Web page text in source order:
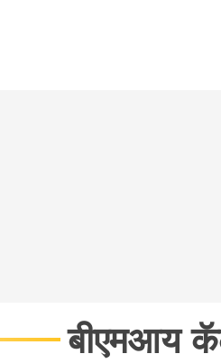
बीएमआय